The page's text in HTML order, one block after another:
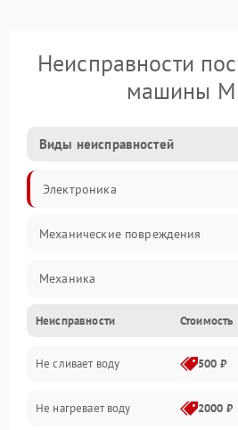
Неисправности
машины
Виды неисправностей
Электроника
Механические повреждения
Механика
Управление
Электропитание
Датчики
Неисправности Стоимость
Не сливает воду 500 ₽
Не нагревает воду 2000 ₽